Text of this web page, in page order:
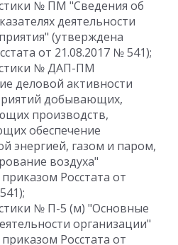
№ ПМ "Сведения об
деятельности
(утверждена
от 21.08.2017 № 541);
№ ДАП-ПМ
деловой активности
добывающих,
производств,
обеспечение
энергией, газом и паром,
воздуха"
Росстата от
№ П-5 (м) "Основные
организации"
Росстата от